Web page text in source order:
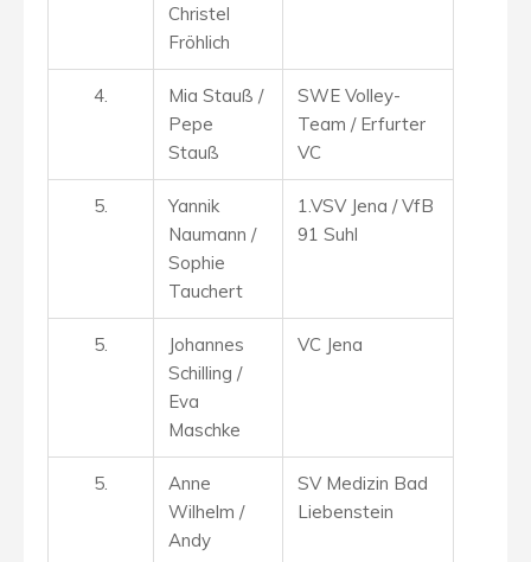
Christel
Fröhlich
4.
Mia Stauß /
Pepe
Stauß
SWE Volley-
Team / Erfurter
VC
5.
Yannik
Naumann /
Sophie
Tauchert
1.VSV Jena / VfB
91 Suhl
5.
Johannes
Schilling /
Eva
Maschke
VC Jena
5.
Anne
Wilhelm /
Andy
SV Medizin Bad
Liebenstein